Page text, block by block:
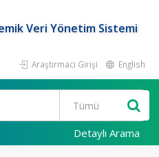
Veri Yönetim Sistemi
Araştırmacı Girişi English
Detaylı Arama